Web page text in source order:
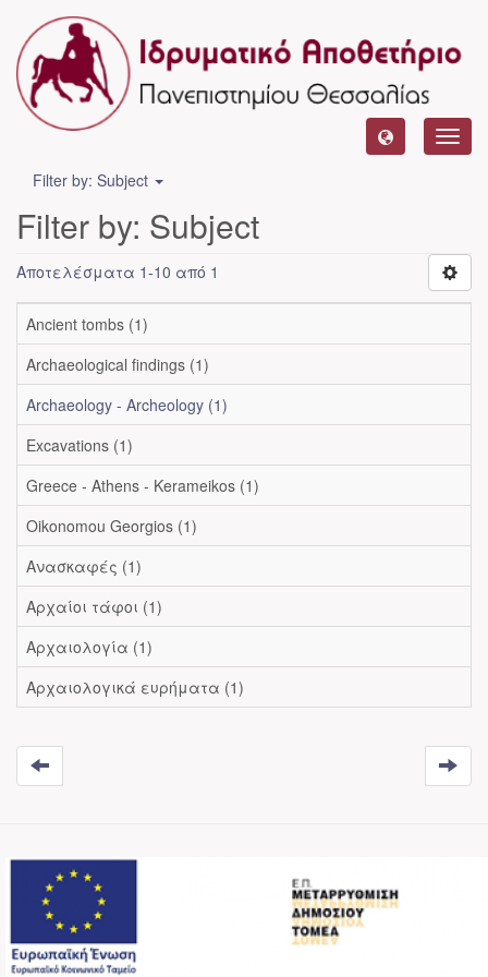
Filter by: Subject
Filter by: Subject
Αποτελέσματα 1-10 από 1
Ancient tombs (1)
Archaeological findings (1)
Archaeology - Archeology (1)
Excavations (1)
Greece - Athens - Kerameikos (1)
Oikonomou Georgios (1)
Ανασκαφές (1)
Αρχαίοι τάφοι (1)
Αρχαιολογία (1)
Αρχαιολογικά ευρήματα (1)